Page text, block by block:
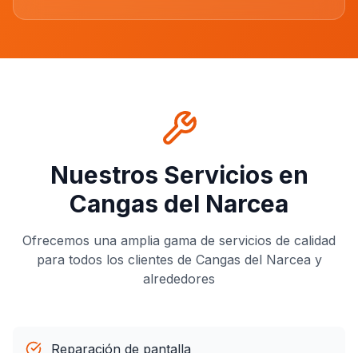
Nuestros Servicios en
Cangas del Narcea
Ofrecemos una amplia gama de servicios de calidad
para todos los clientes de Cangas del Narcea y
alrededores
Reparación de pantalla